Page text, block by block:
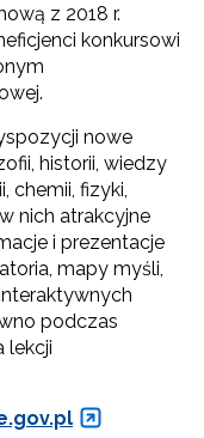
z 2018 r.
konkursowi
nowe
historii, wiedzy
chemii, fizyki,
nich atrakcyjne
i prezentacje
mapy myśli,
podczas
lekcji